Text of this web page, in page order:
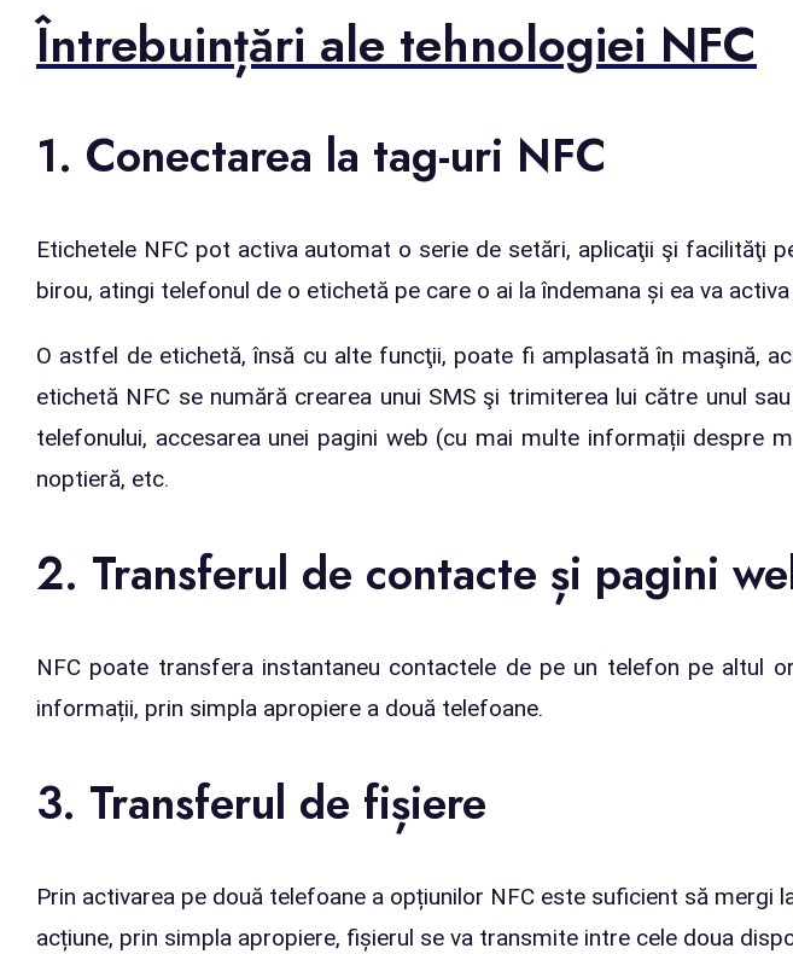
Întrebuințări ale tehnologiei NFC
1. Conectarea la tag-uri NFC
Etichetele NFC pot activa automat o serie de setări, aplicaţii şi facilităţi
birou, atingi telefonul de o etichetă pe care o ai la îndemana și ea va
O astfel de etichetă, însă cu alte funcţii, poate fi amplasată în maşină,
etichetă NFC se numără crearea unui SMS şi trimiterea lui către unul
telefonului, accesarea unei pagini web (cu mai multe informații despre
noptieră, etc.
2. Transferul de contacte și pagini
NFC poate transfera instantaneu contactele de pe un telefon pe altul
informații, prin simpla apropiere a două telefoane.
3. Transferul de fișiere
Prin activarea pe două telefoane a opțiunilor NFC este suficient să
acțiune, prin simpla apropiere, fișierul se va transmite intre cele doua